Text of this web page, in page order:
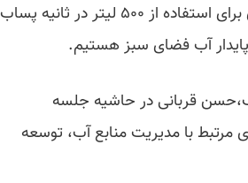
تومان برای احیای قنوات در سال ۱۴۰۴ خبر داد و گفت: با برنامه‌ریزی برای استفاده از ۵۰۰ لیتر در ثانیه پساب
آب فضای سبز هستیم.
قربانی در حاشیه جلسه
با مدیریت منابع آب، توسعه